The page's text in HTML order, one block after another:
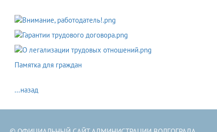
Памятка для граждан
...назад